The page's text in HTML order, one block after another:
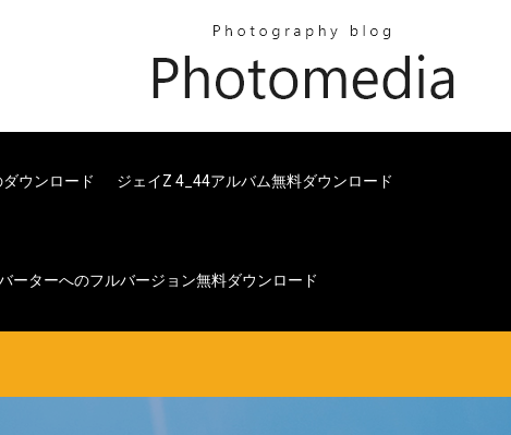
ウンロード ジェイZ 4_44アルバム無料ダウンロード
ーターへのフルバージョン無料ダウンロード